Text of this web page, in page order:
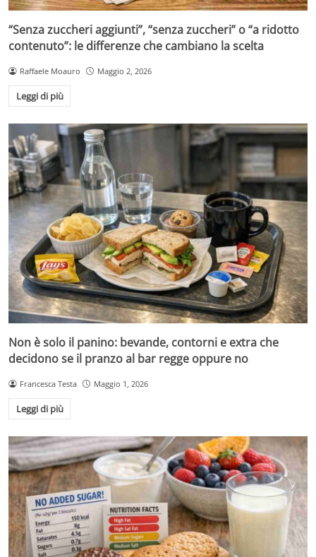
“Senza zuccheri aggiunti”, “senza zuccheri” o “a ridotto
contenuto”: le differenze che cambiano la scelta
Raffaele Moauro Maggio 2, 2026
Leggi di più
Non è solo il panino: bevande, contorni e extra che
decidono se il pranzo al bar regge oppure no
Francesca Testa Maggio 1, 2026
Leggi di più